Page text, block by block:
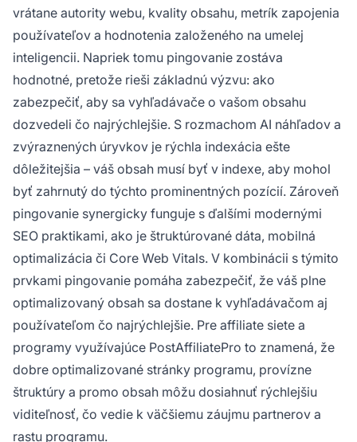
vrátane autority webu, kvality obsahu, metrík zapojenia
používateľov a hodnotenia založeného na umelej
inteligencii. Napriek tomu pingovanie zostáva
hodnotné, pretože rieši základnú výzvu: ako
zabezpečiť, aby sa vyhľadávače o vašom obsahu
dozvedeli čo najrýchlejšie. S rozmachom AI náhľadov a
zvýraznených úryvkov je rýchla indexácia ešte
dôležitejšia – váš obsah musí byť v indexe, aby mohol
byť zahrnutý do týchto prominentných pozícií. Zároveň
pingovanie synergicky funguje s ďalšími modernými
SEO praktikami, ako je štruktúrované dáta, mobilná
optimalizácia či Core Web Vitals. V kombinácii s týmito
prvkami pingovanie pomáha zabezpečiť, že váš plne
optimalizovaný obsah sa dostane k vyhľadávačom aj
používateľom čo najrýchlejšie. Pre affiliate siete a
programy využívajúce PostAffiliatePro to znamená, že
dobre optimalizované stránky programu, provízne
štruktúry a promo obsah môžu dosiahnuť rýchlejšiu
viditeľnosť, čo vedie k väčšiemu záujmu partnerov a
rastu programu.